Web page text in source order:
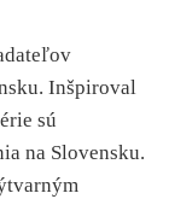
Inšpiroval
sú
na Slovensku.